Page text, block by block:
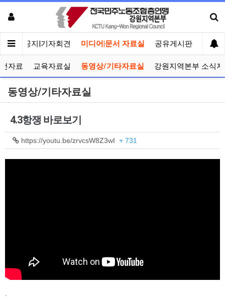
인 공지|기자회견 미디어|문서 자료실 공유게시판 선거
자료 교육자료실 동영상/기타자료실 강원지역본부 소식지
동영상/기타자료실
4.3항쟁 바로보기
https://youtu.be/zrvcsW8Z3wI + 731